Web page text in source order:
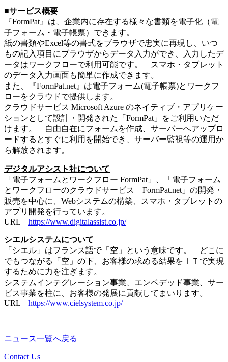
■サービス概要
『FormPat』は、企業内に存在する様々な書類を電子化（電
子フォーム・電子帳票）できます。
紙の書類やExcel等の書式をブラウザで忠実に再現し、いつ
もの記入項目にブラウザからデータ入力ができ、入力したデ
ータはワークフローで利用可能です。 スマホ・タブレット
のデータ入力画面も簡単に作成できます。
また、『FormPat.net』は電子フォーム(電子帳票)とワークフ
ローをクラウドで提供します。
クラウドサービス Microsoft Azure のネイティブ・アプリケー
ションとして設計・開発された「FormPat」をご利用いただ
けます。 自由自在にフォームを作成、サーバーへアップロ
ードするとすぐに利用を開始でき、サーバー監視等の運用か
ら解放されます。
デジタルアシスト社について
「電子フォームとワークフロー FormPat」、「電子フォーム
とワークフローのクラウドサービス FormPat.net」の開発・
販売を中心に、Webシステムの構築、スマホ・タブレットの
アプリ開発を行っています。
URL https://www.digitalassist.co.jp/
シエルシステムについて
「シエル」はフランス語で「空」という意味です。 どこに
でもつながる「空」の下、お客様の求める結果をＩＴで実現
するために力を注ぎます。
システムインテグレーション事業、エンベデッド事業、サー
ビス事業を柱に、お客様の発展に貢献してまいります。
URL https://www.cielsystem.co.jp/
ニュース一覧へ戻る
Contact Us